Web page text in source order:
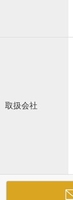
取扱会社